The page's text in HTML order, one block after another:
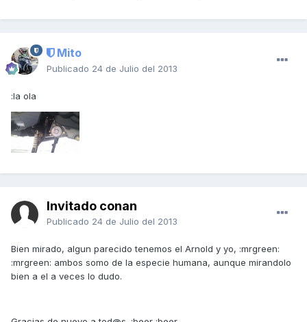
Mito
Publicado 24 de Julio del 2013
:la ola
Invitado conan
Publicado 24 de Julio del 2013
Bien mirado, algun parecido tenemos el Arnold y yo, :mrgreen:
:mrgreen: ambos somo de la especie humana, aunque mirandolo
bien a el a veces lo dudo.